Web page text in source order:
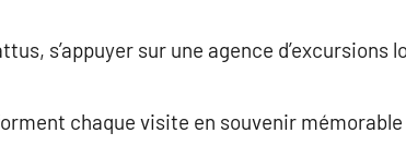
s’appuyer sur une agence d’excursions
chaque visite en souvenir mémorable